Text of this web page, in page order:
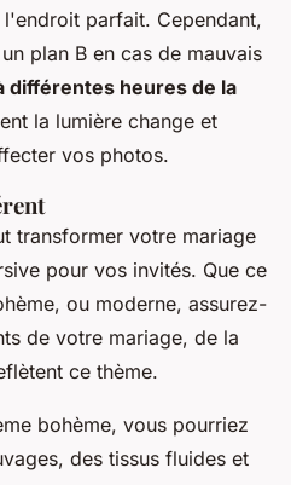
parfait. Cependant,
plan B en cas de mauvais
différentes heures de la
la lumière change et
vos photos.
transformer votre mariage
pour vos invités. Que ce
ou moderne, assurez-
de votre mariage, de la
ce thème.
bohème, vous pourriez
des tissus fluides et